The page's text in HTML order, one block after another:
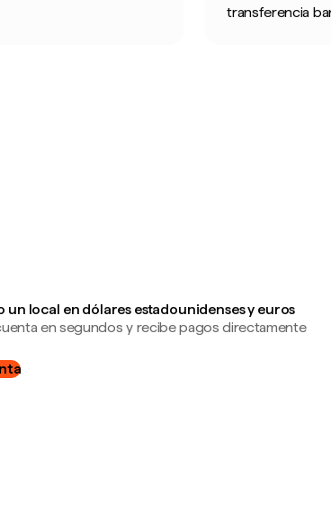
transferencia
un local en dólares estadounidenses y euros
en segundos y recibe pagos directamente